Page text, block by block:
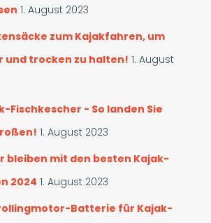
1. August 2023
zum Kajakfahren, um
und trocken zu halten! 1. August
Fischkescher - So landen Sie
1. August 2023
bleiben mit den besten Kajak-
2024 1. August 2023
Batterie für Kajak-